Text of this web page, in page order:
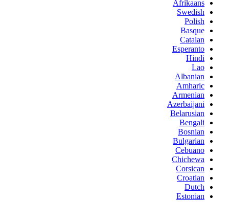
Afrikaans
Swedish
Polish
Basque
Catalan
Esperanto
Hindi
Lao
Albanian
Amharic
Armenian
Azerbaijani
Belarusian
Bengali
Bosnian
Bulgarian
Cebuano
Chichewa
Corsican
Croatian
Dutch
Estonian